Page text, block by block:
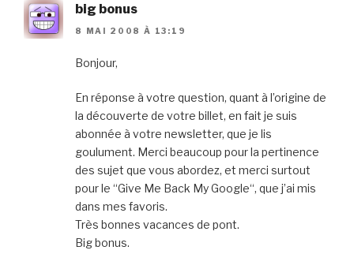
big bonus
8 MAI 2008 À 13:19
Bonjour,
En réponse à votre question, quant à l’origine de
la découverte de votre billet, en fait je suis
abonnée à votre newsletter, que je lis
goulument. Merci beaucoup pour la pertinence
des sujet que vous abordez, et merci surtout
pour le “Give Me Back My Google“, que j’ai mis
dans mes favoris.
Très bonnes vacances de pont.
Big bonus.